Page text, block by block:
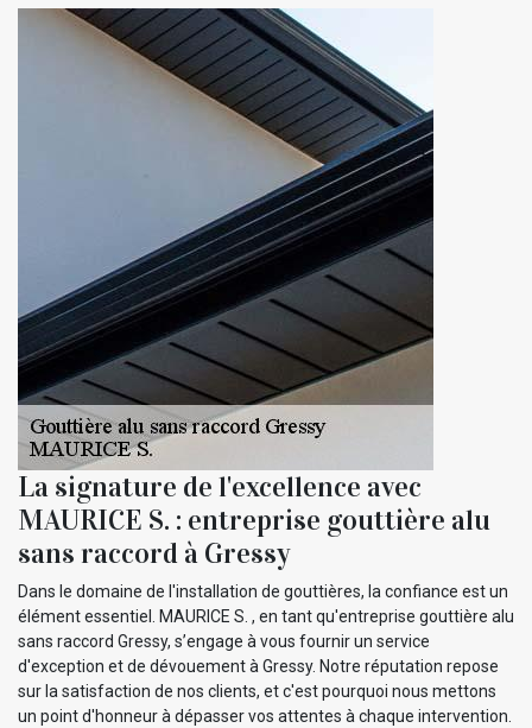
La signature de l'excellence avec
MAURICE S. : entreprise gouttière alu
sans raccord à Gressy
Dans le domaine de l'installation de gouttières, la confiance est un
élément essentiel. MAURICE S. , en tant qu'entreprise gouttière alu
sans raccord Gressy, s’engage à vous fournir un service
d'exception et de dévouement à Gressy. Notre réputation repose
sur la satisfaction de nos clients, et c'est pourquoi nous mettons
un point d'honneur à dépasser vos attentes à chaque intervention.